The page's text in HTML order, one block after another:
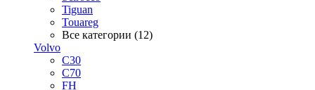
Tiguan
Touareg
Все категории (12)
Volvo
C30
C70
FH